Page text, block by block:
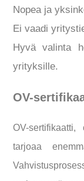
Nopea ja
Ei vaadi
Hyvä valinta
yrityksille.
OV-
OV-
tarjoaa